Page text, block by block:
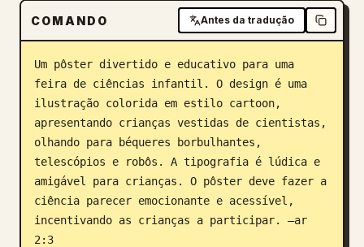
Blog
Atualizações
COMANDO Antes da tradução
Um pôster divertido e educativo para uma
feira de ciências infantil. O design é uma
ilustração colorida em estilo cartoon,
apresentando crianças vestidas de cientistas,
olhando para béqueres borbulhantes,
telescópios e robôs. A tipografia é lúdica e
amigável para crianças. O pôster deve fazer a
ciência parecer emocionante e acessível,
incentivando as crianças a participar. –ar
2:3